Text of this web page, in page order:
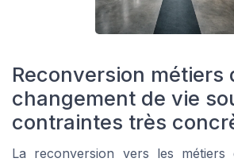
Reconversion métiers
changement de vie
contraintes très
La reconversion vers les